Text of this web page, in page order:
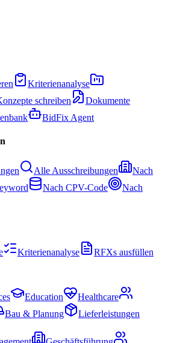
Kriterienanalyse
schreiben
Dokumente
BidFix Agent
Alle Ausschreibungen
Nach
Nach CPV-Code
Nach
Kriterienanalyse
RFXs ausfüllen
Education
Healthcare
Bau & Planung
Lieferleistungen